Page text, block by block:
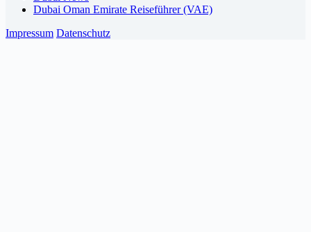
Dubai Oman Emirate Reiseführer (VAE)
Impressum Datenschutz